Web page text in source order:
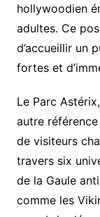
hollywoodien
adultes. Ce
d’accueillir un
fortes et
Le Parc
autre
de visiteurs
travers six
de la Gaule
comme les